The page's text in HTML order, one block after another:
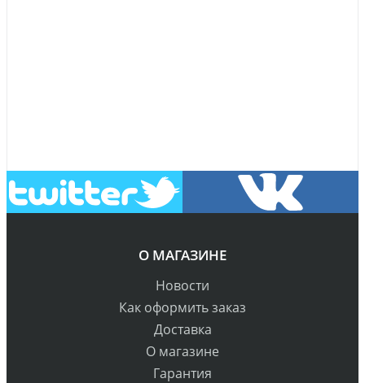
О МАГАЗИНЕ
Новости
Как оформить заказ
Доставка
О магазине
Гарантия